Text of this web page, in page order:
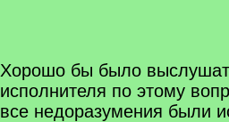
Хорошо бы было
исполнителя по этому
все недоразумения были